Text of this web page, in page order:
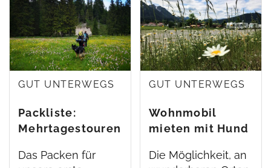
GUT UNTERWEGS
Packliste:
Mehrtagestouren
Das Packen für
GUT UNTERWEGS
Wohnmobil
mieten mit Hund
Die Möglichkeit, an